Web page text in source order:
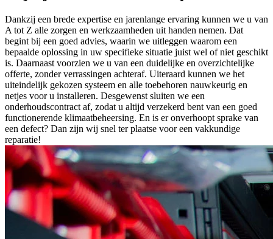
Dankzij een brede expertise en jarenlange ervaring kunnen we u van
A tot Z alle zorgen en werkzaamheden uit handen nemen. Dat
begint bij een goed advies, waarin we uitleggen waarom een
bepaalde oplossing in uw specifieke situatie juist wel of niet geschikt
is. Daarnaast voorzien we u van een duidelijke en overzichtelijke
offerte, zonder verrassingen achteraf. Uiteraard kunnen we het
uiteindelijk gekozen systeem en alle toebehoren nauwkeurig en
netjes voor u installeren. Desgewenst sluiten we een
onderhoudscontract af, zodat u altijd verzekerd bent van een goed
functionerende klimaatbeheersing. En is er onverhoopt sprake van
een defect? Dan zijn wij snel ter plaatse voor een vakkundige
reparatie!